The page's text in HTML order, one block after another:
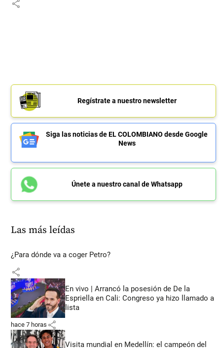
share
Regístrate a nuestro newsletter
Siga las noticias de EL COLOMBIANO desde Google
News
Únete a nuestro canal de Whatsapp
Las más leídas
¿Para dónde va a coger Petro?
share
En vivo | Arrancó la posesión de De la
Espriella en Cali: Congreso ya hizo llamado a
lista
hace 7 horas share
Visita mundial en Medellín: el campeón del